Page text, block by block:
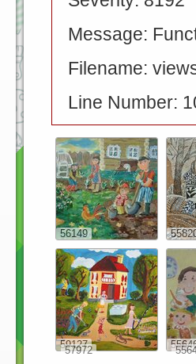
Message:
Filename:
Line Number:
56149
59127
57972